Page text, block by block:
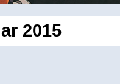
2015